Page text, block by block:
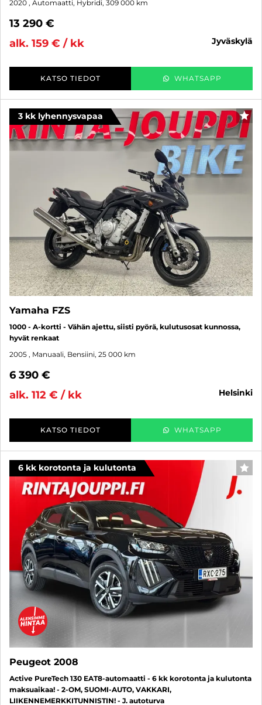
2020 , Automaatti, Hybridi, 309 000 km
13 290 €
alk. 159 € / kk
jyväskylä
KATSO TIEDOT WHATSAPP
3 kk lyhennysvapaa
Yamaha FZS
1000 - A-kortti - Vähän ajettu, siisti pyörä, kulutusosat kunnossa,
hyvät renkaat
2005 , Manuaali, Bensiini, 25 000 km
6 390 €
alk. 112 € / kk
helsinki
KATSO TIEDOT WHATSAPP
6 kk korotonta ja kulutonta
Peugeot 2008
Active PureTech 130 EAT8-automaatti - 6 kk korotonta ja kulutonta
maksuaikaa! - 2-OM, SUOMI-AUTO, VAKKARI,
LIIKENNEMERKKITUNNISTIN! - J. autoturva